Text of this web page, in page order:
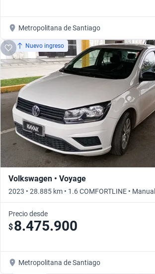
Metropolitana de Santiago
Nuevo ingreso
Volkswagen • Voyage
2023 • 28.885 km • 1.6 COMFORTLINE • Manual
Precio desde
$8.475.900
Metropolitana de Santiago